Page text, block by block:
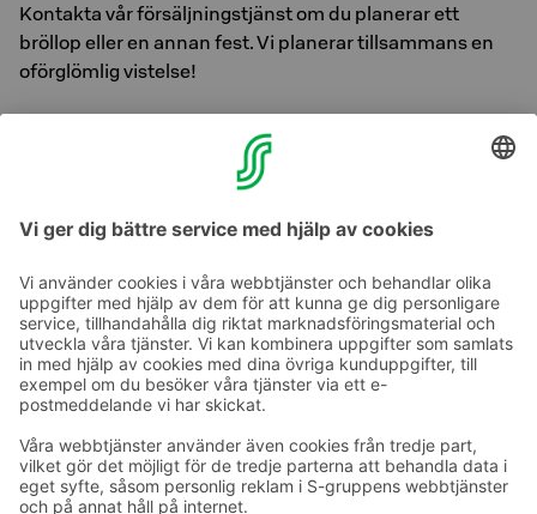
Kontakta vår försäljningstjänst om du planerar ett
bröllop eller en annan fest. Vi planerar tillsammans en
oförglömlig vistelse!
Försäljningstjänst för Sokos Hotels i Jyväskylä, tfn 020
Ta kontakt
Kontaktuppgifter till hotellen
Feedback
Ge feedback
Sokos Hotels nyhetsbrev Utmärkelser och certifikat